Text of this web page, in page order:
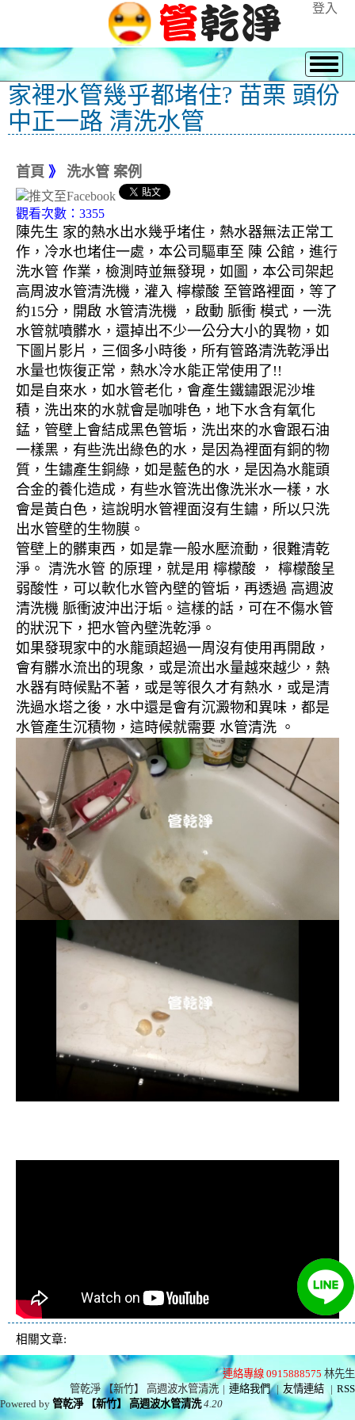
登入
家裡水管幾乎都堵住? 苗栗 頭份
中正一路 清洗水管
首頁 》 洗水管 案例
觀看次數：3355
陳先生 家的熱水出水幾乎堵住，熱水器無法正常工
作，冷水也堵住一處，本公司驅車至 陳 公館，進行
洗水管 作業，檢測時並無發現，如圖，本公司架起
高周波水管清洗機，灌入 檸檬酸 至管路裡面，等了
約15分，開啟 水管清洗機 ，啟動 脈衝 模式，一洗
水管就噴髒水，還掉出不少一公分大小的異物，如
下圖片影片，三個多小時後，所有管路清洗乾淨出
水量也恢復正常，熱水冷水能正常使用了!!
如是自來水，如水管老化，會產生鐵鏽跟泥沙堆
積，洗出來的水就會是咖啡色，地下水含有氧化
錳，管壁上會結成黑色管垢，洗出來的水會跟石油
一樣黑，有些洗出綠色的水，是因為裡面有銅的物
質，生鏽產生銅綠，如是藍色的水，是因為水龍頭
合金的養化造成，有些水管洗出像洗米水一樣，水
會是黃白色，這說明水管裡面沒有生鏽，所以只洗
出水管壁的生物膜。
管壁上的髒東西，如是靠一般水壓流動，很難清乾
淨。 清洗水管 的原理，就是用 檸檬酸 ， 檸檬酸呈
弱酸性，可以軟化水管內壁的管垢，再透過 高週波
清洗機 脈衝波沖出汙垢。這樣的話，可在不傷水管
的狀況下，把水管內壁洗乾淨。
如果發現家中的水龍頭超過一周沒有使用再開啟，
會有髒水流出的現象，或是流出水量越來越少，熱
水器有時候點不著，或是等很久才有熱水，或是清
洗過水塔之後，水中還是會有沉澱物和異味，都是
水管產生沉積物，這時候就需要 水管清洗 。
相關文章:
連絡專線 0915888575 林先生
管乾淨 【新竹】 高週波水管清洗 | 連絡我們 | 友情連結 | RSS
Powered by管乾淨 【新竹】 高週波水管清洗 4.20